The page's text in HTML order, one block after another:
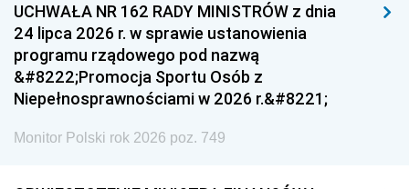
UCHWAŁA NR 162 RADY MINISTRÓW z dnia
24 lipca 2026 r. w sprawie ustanowienia
programu rządowego pod nazwą
&#8222;Promocja Sportu Osób z
Niepełnosprawnościami w 2026 r.&#8221;
Monitor Polski rok 2026 poz. 749